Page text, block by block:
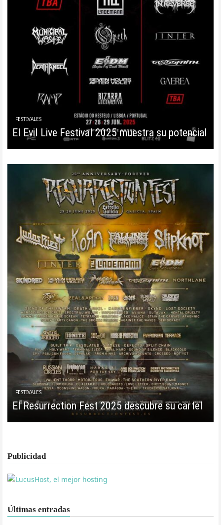
FESTIVALES
El Evil Live Festival 2025 muestra su potencial
FESTIVALES
El Resurrection Fest 2025 descubre su cartel
Publicidad
Últimas entradas